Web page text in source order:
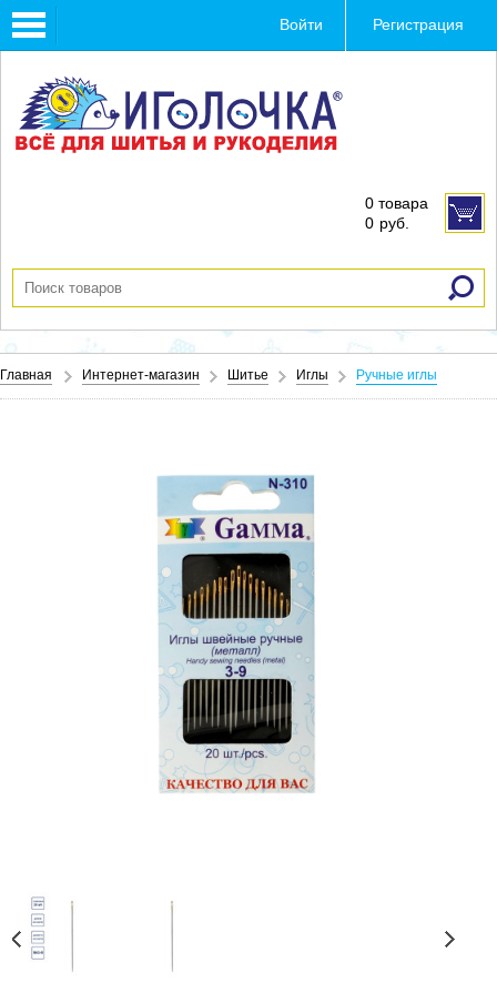
Toggle
navigation
Войти Регистрация
0 товара
0 руб.
Главная Интернет-магазин Шитье Иглы Ручные иглы